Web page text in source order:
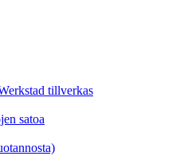
tillverkas
satoa